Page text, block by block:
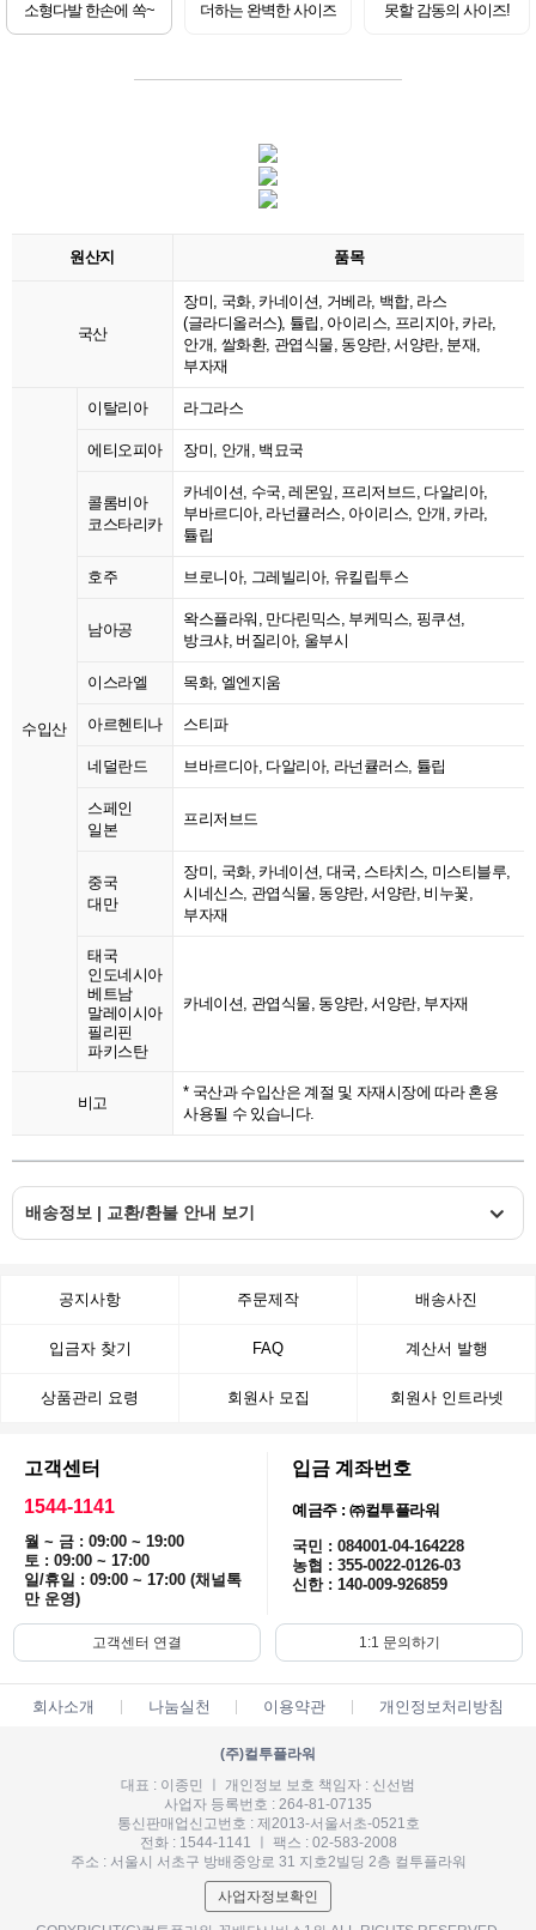
소형다발 한손에 쏙~
더하는 완벽한 사이즈
못할 감동의 사이즈!
원산지 품목
국산
장미, 국화, 카네이션, 거베라, 백합, 라스
(글라디올러스), 튤립, 아이리스, 프리지아, 카라,
안개, 쌀화환, 관엽식물, 동양란, 서양란, 분재,
부자재
수입산
이탈리아 라그라스
에티오피아 장미, 안개, 백묘국
콜롬비아
코스타리카
카네이션, 수국, 레몬잎, 프리저브드, 다알리아,
부바르디아, 라넌큘러스, 아이리스, 안개, 카라,
튤립
호주 브로니아, 그레빌리아, 유킬립투스
남아공
왁스플라워, 만다린믹스, 부케믹스, 핑쿠션,
방크샤, 버질리아, 울부시
이스라엘 목화, 엘엔지움
아르헨티나 스티파
네덜란드 브바르디아, 다알리아, 라넌큘러스, 튤립
스페인
일본
프리저브드
중국
대만
장미, 국화, 카네이션, 대국, 스타치스, 미스티블루,
시네신스, 관엽식물, 동양란, 서양란, 비누꽃,
부자재
태국
인도네시아
베트남
말레이시아
필리핀
파키스탄
카네이션, 관엽식물, 동양란, 서양란, 부자재
비고
* 국산과 수입산은 계절 및 자재시장에 따라 혼용
사용될 수 있습니다.
배송정보 | 교환/환불 안내 보기
공지사항 주문제작 배송사진
입금자 찾기 FAQ 계산서 발행
상품관리 요령 회원사 모집 회원사 인트라넷
고객센터
1544-1141
월 ~ 금 : 09:00 ~ 19:00
토 : 09:00 ~ 17:00
일/휴일 : 09:00 ~ 17:00 (채널톡
만 운영)
입금 계좌번호
예금주 : ㈜컬투플라워
국민 : 084001-04-164228
농협 : 355-0022-0126-03
신한 : 140-009-926859
고객센터 연결 1:1 문의하기
회사소개 나눔실천 이용약관 개인정보처리방침
(주)컬투플라워
대표 : 이종민 ㅣ 개인정보 보호 책임자 : 신선범
사업자 등록번호 : 264-81-07135
통신판매업신고번호 : 제2013-서울서초-0521호
전화 : 1544-1141 ㅣ 팩스 : 02-583-2008
주소 : 서울시 서초구 방배중앙로 31 지호2빌딩 2층 컬투플라워
사업자정보확인